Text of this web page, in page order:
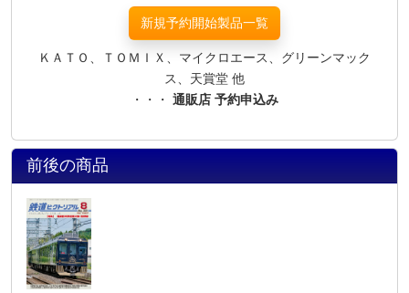
新規予約開始製品一覧
ＫＡＴＯ、ＴＯＭＩＸ、マイクロエース、グリーンマック
ス、天賞堂 他
・・・ 通販店 予約申込み
前後の商品